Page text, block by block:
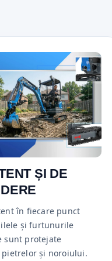
ȘI DE
în fiecare punct
și furtunurile
sunt protejate
și noroiului.